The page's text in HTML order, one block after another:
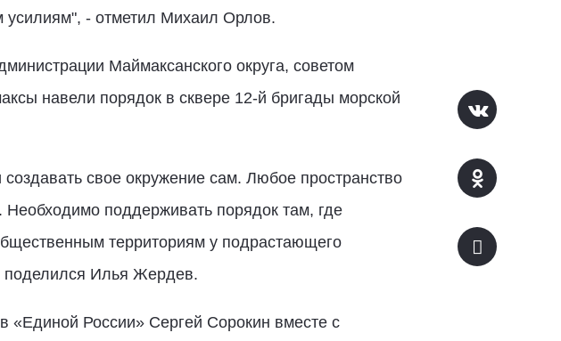
усилиям", - отметил Михаил Орлов.
Маймаксанского округа, советом
навели порядок в сквере 12-й бригады морской
свое окружение сам. Любое пространство
Необходимо поддерживать порядок там, где
территориям у подрастающего
поделился Илья Жердев.
«Единой России» Сергей Сорокин вместе с